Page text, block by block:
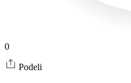
0
Podeli